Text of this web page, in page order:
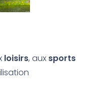
loisirs, aux sports